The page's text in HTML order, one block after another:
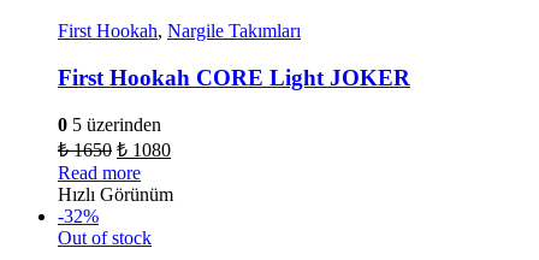
First Hookah, Nargile Takımları
First Hookah CORE Light JOKER
0 5 üzerinden
₺1650 ₺ 1080
Read more
Hızlı Görünüm
-32%
Out of stock